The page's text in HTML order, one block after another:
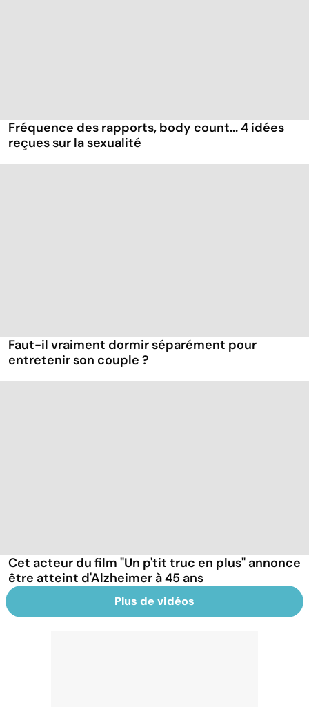
Fréquence des rapports, body count... 4 idées
reçues sur la sexualité
Faut-il vraiment dormir séparément pour
entretenir son couple ?
Cet acteur du film "Un p'tit truc en plus" annonce
être atteint d'Alzheimer à 45 ans
Plus de vidéos